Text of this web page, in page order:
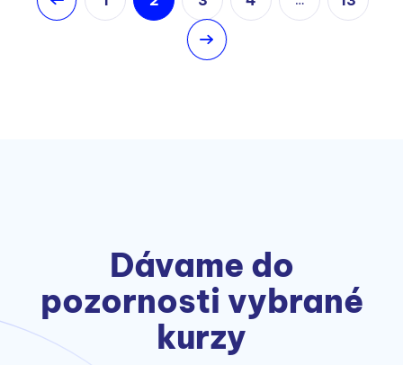
Dávame do
pozornosti vybrané
kurzy